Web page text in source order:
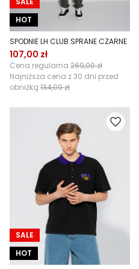
HOT
SPODNIE LH CLUB SPRANE CZARNE
107,00 zł
Cena regularna 269,00 zł
Najniższa cena z 30 dni przed
obniżką 134,00 zł
SALE
HOT